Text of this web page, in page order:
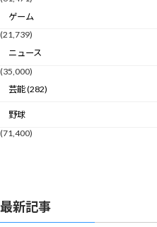
ゲーム
(21,739)
ニュース
(35,000)
芸能 (282)
野球
(71,400)
最新記事